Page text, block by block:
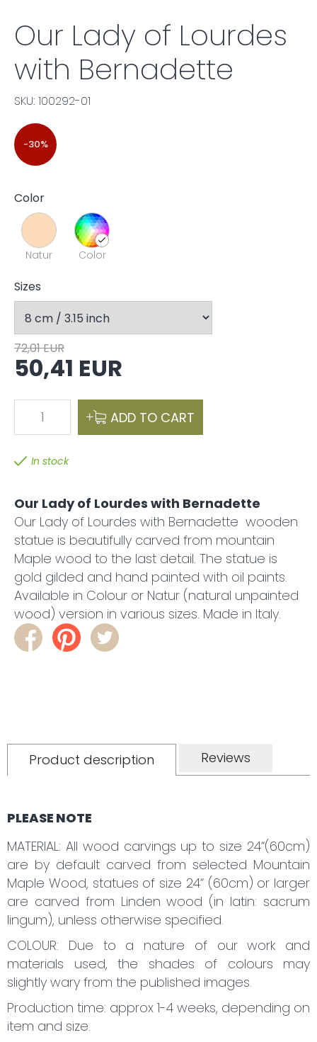
Our Lady of Lourdes
with Bernadette
SKU: 100292-01
-30%
Color
Natur Color
Sizes
72,01 EUR
50,41 EUR
1 ADD TO CART
In stock
Our Lady of Lourdes with Bernadette
Our Lady of Lourdes with Bernadette wooden
statue is beautifully carved from mountain
Maple wood to the last detail. The statue is
gold gilded and hand painted with oil paints.
Available in Colour or Natur (natural unpainted
wood) version in various sizes. Made in Italy.
Product description Reviews
PLEASE NOTE
MATERIAL: All wood carvings up to size 24“(60cm)
are by default carved from selected Mountain
Maple Wood, statues of size 24“ (60cm) or larger
are carved from Linden wood (in latin: sacrum
lingum), unless otherwise specified.
COLOUR: Due to a nature of our work and
materials used, the shades of colours may
slightly wary from the published images.
Production time: approx 1-4 weeks, depending on
item and size.